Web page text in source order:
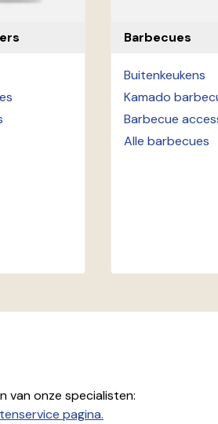
Barbecues
Buitenkeukens
Kamado
Barbecue
Alle barbecues
van onze specialisten:
pagina.